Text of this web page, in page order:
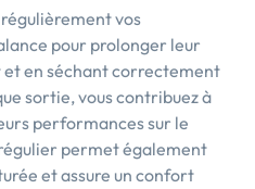
régulièrement vos
pour prolonger leur
et en séchant correctement
sortie, vous contribuez à
performances sur le
permet également
et assure un confort